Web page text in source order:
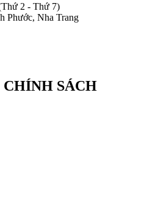
2 - Thứ 7)
Phước, Nha Trang
SÁCH